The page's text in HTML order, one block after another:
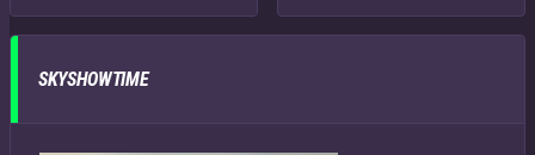
SKYSHOWTIME